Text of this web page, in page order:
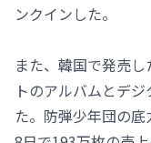
ンクインした。
また、韓国で発売
トのアルバムとデ
た。防弾少年団の